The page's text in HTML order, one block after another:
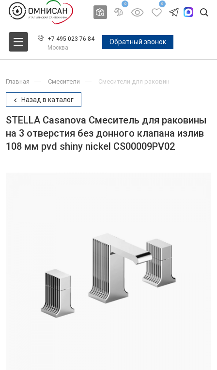
0 0
+7 495 023 76 84
Москва
Обратный звонок
Главная Смесители Смесители для раковин
Назад в каталог
STELLA Casanova Смеситель для раковины
на 3 отверстия без донного клапана излив
108 мм pvd shiny nickel CS00009PV02